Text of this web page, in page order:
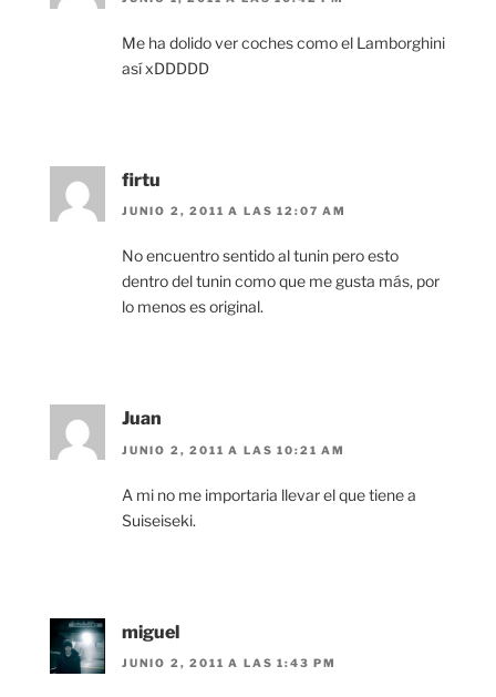
Me ha dolido ver coches como el Lamborghini
así xDDDDD
firtu
JUNIO 2, 2011 A LAS 12:07 AM
No encuentro sentido al tunin pero esto
dentro del tunin como que me gusta más, por
lo menos es original.
Juan
JUNIO 2, 2011 A LAS 10:21 AM
A mi no me importaria llevar el que tiene a
Suiseiseki.
miguel
JUNIO 2, 2011 A LAS 1:43 PM